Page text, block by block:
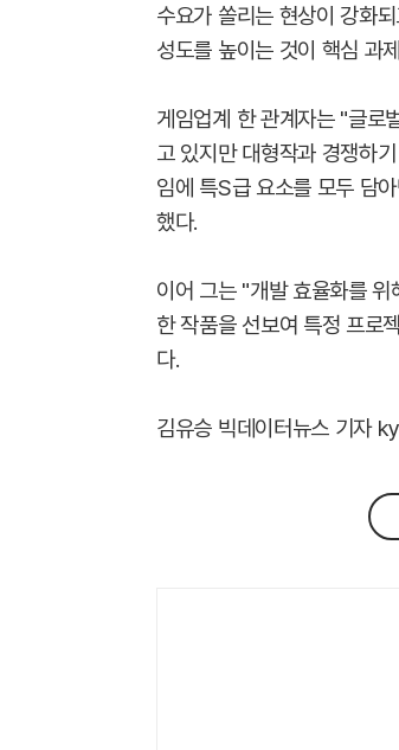
수요가 쏠리는 현상이 강화
성도를 높이는 것이 핵심 과
게임업계 한 관계자는 "글로
고 있지만 대형작과 경쟁하
임에 특S급 요소를 모두 담
했다.
이어 그는 "개발 효율화를
한 작품을 선보여 특정 프로
다.
김유승 빅데이터뉴스 기자